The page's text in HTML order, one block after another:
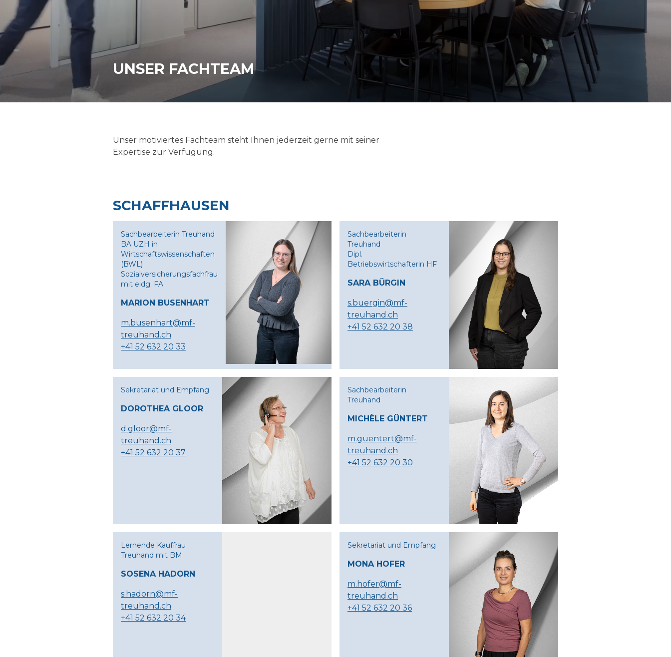
KMU-Beratung
Rechtsberatung
Rechnungswesen
Follow up
UNSER FACHTEAM
Unser motiviertes Fachteam steht Ihnen jederzeit gerne mit seiner
Expertise zur Verfügung.
SCHAFFHAUSEN
Sachbearbeiterin Treuhand
BA UZH in
Wirtschaftswissenschaften
(BWL)
Sozialversicherungsfachfrau
mit eidg. FA
MARION BUSENHART
m.busenhart@mf-
treuhand.ch
+41 52 632 20 33
Sachbearbeiterin
Treuhand
Dipl.
Betriebswirtschafterin HF
SARA BÜRGIN
s.buergin@mf-
treuhand.ch
+41 52 632 20 38
Sekretariat und Empfang
DOROTHEA GLOOR
d.gloor@mf-
treuhand.ch
+41 52 632 20 37
Sachbearbeiterin
Treuhand
MICHÈLE GÜNTERT
m.guentert@mf-
treuhand.ch
+41 52 632 20 30
Lernende Kauffrau
Treuhand mit BM
SOSENA HADORN
s.hadorn@mf-
treuhand.ch
+41 52 632 20 34
Sekretariat und Empfang
MONA HOFER
m.hofer@mf-
treuhand.ch
+41 52 632 20 36